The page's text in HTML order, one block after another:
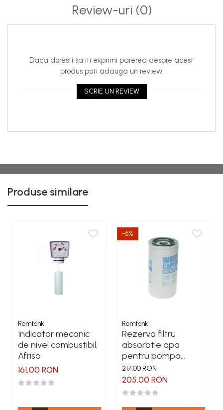
pompa externă conectată)
100–240V (universală)
Controller wireless pentru comunicare cu
platforma B.SMART
12 taguri RFID standard (rezistente la intemperii;
extensibile cu kituri suplimentare)
ComponenteleMCBOX B.SMART 100/240V IdentiTank-
cu FEM și 12 etichete RFID
Unitate MCBOX B.SMART 100/240V IdentiTank-120
– modul de control electronic
controller wireless + 12 etichete .
Se pot suplimenta contra
cost cu seturi de 10 sau 50 bucati.
Integrare software
– acces B.SMART (web și mobil),
cu funcționalități avansate activate prin FEM
Review-uri (0)
Daca doresti sa iti exprimi parerea despre acest
produs poti adauga un review.
SCRIE UN REVIEW
Produse similare
Romtank
Indicator mecanic
de nivel combustibil,
Afriso
161,00 RON
-6%
Romtank
Rezerva filtru
absorbtie apa
pentru pompa
motorina CFD 70-30
217,00 RON
205,00 RON